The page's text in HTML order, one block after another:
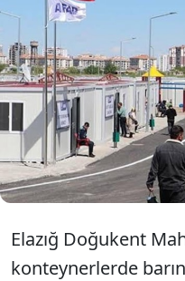
Elazığ'da
TOKİ
alamıyor.
barınma ve
Elazığ Doğukent
konteynerlerde